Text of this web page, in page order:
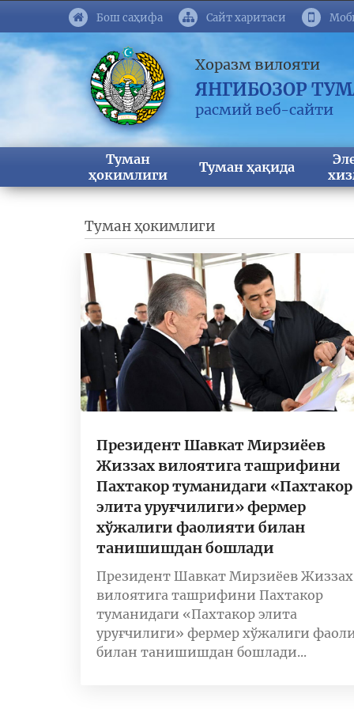
Бош саҳифа Сайт харитаси
Хоразм вилояти
ЯНГИБОЗОР
расмий веб-сайти
Туман
ҳокимлиги
Туман ҳақида
Туман ҳокимлиги
Президент Шавкат Мирзиёев
Жиззах вилоятига ташрифини
Пахтакор туманидаги «Пахтакор
элита уруғчилиги» фермер
хўжалиги фаолияти билан
танишишдан бошлади
Президент Шавкат Мирзиёев Жиззах
вилоятига ташрифини Пахтакор
туманидаги «Пахтакор элита
уруғчилиги» фермер хўжалиги
билан танишишдан бошлади...